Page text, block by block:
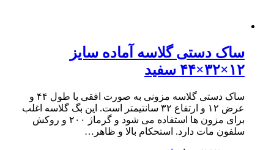
ساک دستی گلاسه آماده سایز
ساک دستی گلاسه مزونی به صورت افقی با طول ۴۴ و
عرض ۱۲ و ارتفاع ۳۲ سانتیمتر است. این بگ گلاسه اغلب
برای مزون ها استفاده می شود و گرماژ ۲۰۰ و روکش
سلفون مات دارد. استحکام بالا و ظاهر…